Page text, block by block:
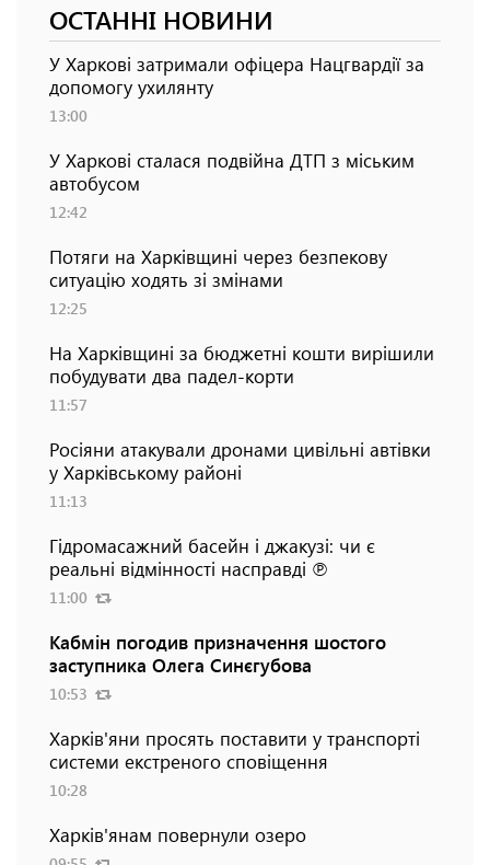
ОСТАННІ НОВИНИ
У Харкові затримали офіцера Нацгвардії за
допомогу ухилянту
13:00
У Харкові сталася подвійна ДТП з міським
автобусом
12:42
Потяги на Харківщині через безпекову
ситуацію ходять зі змінами
12:25
На Харківщині за бюджетні кошти вирішили
побудувати два падел-корти
11:57
Росіяни атакували дронами цивільні автівки
у Харківському районі
11:13
Гідромасажний басейн і джакузі: чи є
реальні відмінності насправді ℗
11:00
Кабмін погодив призначення шостого
заступника Олега Синєгубова
10:53
Харків'яни просять поставити у транспорті
системи екстреного сповіщення
10:28
Харків'янам повернули озеро